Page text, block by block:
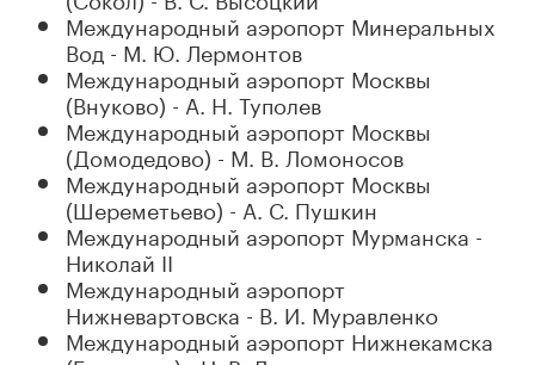
Международный аэропорт Минеральных
Вод - М. Ю. Лермонтов
Международный аэропорт Москвы
(Внуково) - А. Н. Туполев
Международный аэропорт Москвы
(Домодедово) - М. В. Ломоносов
Международный аэропорт Москвы
(Шереметьево) - А. С. Пушкин
Международный аэропорт Мурманска -
Николай II
Международный аэропорт
Нижневартовска - В. И. Муравленко
Международный аэропорт Нижнекамска